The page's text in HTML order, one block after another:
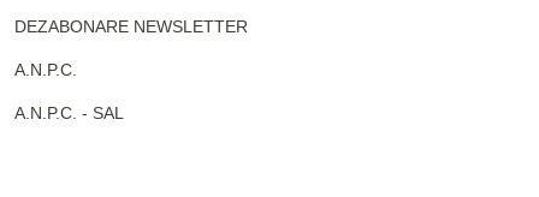
DEZABONARE NEWSLETTER
A.N.P.C.
A.N.P.C. - SAL